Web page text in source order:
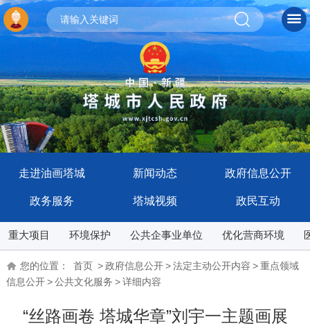
走进油画塔城 新闻动态 政府信息公开
政务服务 塔城视频 政民互动
重大项目 环境保护 公共企事业单位 优化营商环境
您的位置： 首页 >政府信息公开>法定主动公开内容 >重点领域
信息公开>公共文化服务 >详细内容
“丝路画卷 塔城华章”刘宇一主题画展